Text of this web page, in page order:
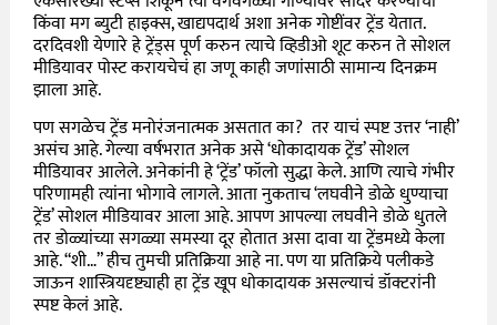
किंवा मग ब्युटी हाइक्स, खाद्यपदार्थ अशा अनेक गोष्टींवर ट्रेंड येतात.
दरदिवशी येणारे हे ट्रेंड्स पूर्ण करुन त्याचे व्हिडीओ शूट करुन ते सोशल
मीडियावर पोस्ट करायचेचं हा जणू काही जणांसाठी सामान्य दिनक्रम
झाला आहे.
पण सगळेच ट्रेंड मनोरंजनात्मक असतात का? तर याचं स्पष्ट उत्तर ‘नाही’
असंच आहे. गेल्या वर्षभरात अनेक असे ‘धोकादायक ट्रेंड’ सोशल
मीडियावर आलेले. अनेकांनी हे ‘ट्रेंड’ फॉलो सुद्धा केले. आणि त्याचे गंभीर
परिणामही त्यांना भोगावे लागले. आता नुकताच ‘लघवीने डोळे धुण्याचा
ट्रेंड’ सोशल मीडियावर आला आहे. आपण आपल्या लघवीने डोळे धुतले
तर डोळ्यांच्या सगळ्या समस्या दूर होतात असा दावा या ट्रेंडमध्ये केला
आहे. “शी…” हीच तुमची प्रतिक्रिया आहे ना. पण या प्रतिक्रिये पलीकडे
जाऊन शास्त्रियदृष्ट्याही हा ट्रेंड खूप धोकादायक असल्याचं डॉक्टरांनी
स्पष्ट केलं आहे.